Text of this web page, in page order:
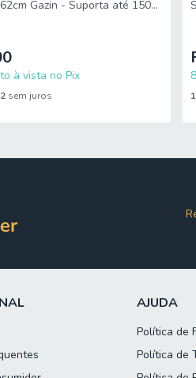
tudo antes de finalizar a compra,
Gazin - Suporta até 150kg
à vista no Pix
sem juros
AJUDA
Política de
Política de